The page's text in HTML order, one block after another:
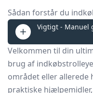
Sådan forstår du
Vigtigt - Manuel
Velkommen til din
brug af
området eller allerede
praktiske